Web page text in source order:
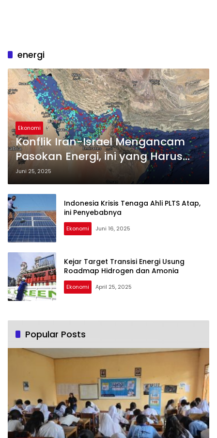
energi
Ekonomi
Konflik Iran-Israel Mengancam
Pasokan Energi, ini yang Harus
Indonesia Lakukan
Juni 25, 2025
Indonesia Krisis Tenaga Ahli PLTS Atap,
ini Penyebabnya
Ekonomi Juni 16, 2025
Kejar Target Transisi Energi Usung
Roadmap Hidrogen dan Amonia
Ekonomi April 25, 2025
Popular Posts